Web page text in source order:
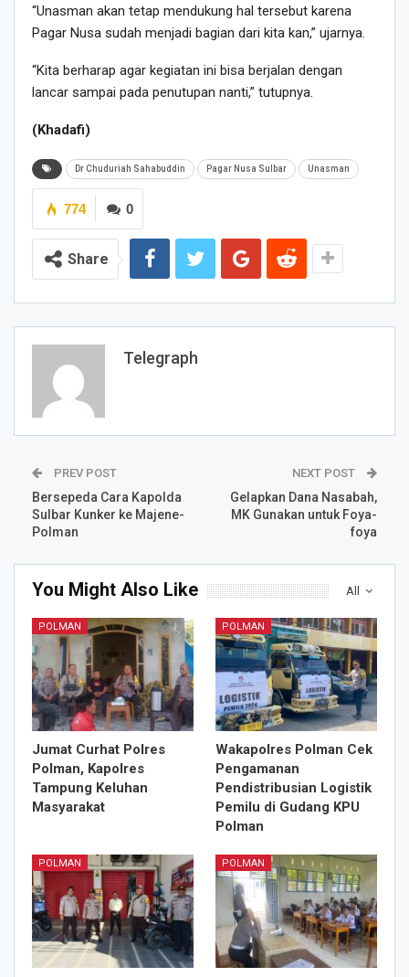
“Unasman akan tetap mendukung hal tersebut karena
Pagar Nusa sudah menjadi bagian dari kita kan,” ujarnya.
“Kita berharap agar kegiatan ini bisa berjalan dengan
lancar sampai pada penutupan nanti,” tutupnya.
(Khadafi)
Dr Chuduriah Sahabuddin Pagar Nusa Sulbar Unasman
0
774
Share
Telegraph
PREV POST
Bersepeda Cara Kapolda
Sulbar Kunker ke Majene-
Polman
NEXT POST
Gelapkan Dana Nasabah,
MK Gunakan untuk Foya-
foya
All
You Might Also Like
POLMAN
Jumat Curhat Polres
Polman, Kapolres
Tampung Keluhan
Masyarakat
POLMAN
Wakapolres Polman Cek
Pengamanan
Pendistribusian Logistik
Pemilu di Gudang KPU
Polman
POLMAN POLMAN